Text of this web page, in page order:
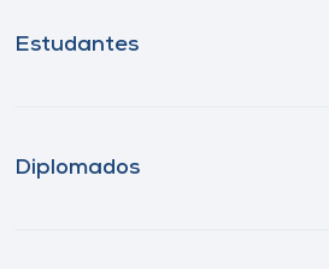
Estudantes
Diplomados